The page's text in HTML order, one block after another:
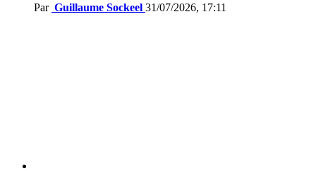
Par Guillaume Sockeel 31/07/2026, 17:11